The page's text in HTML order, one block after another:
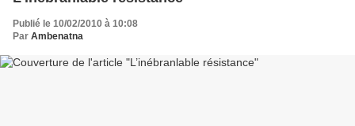
Publié le 10/02/2010 à 10:08
Par Ambenatna